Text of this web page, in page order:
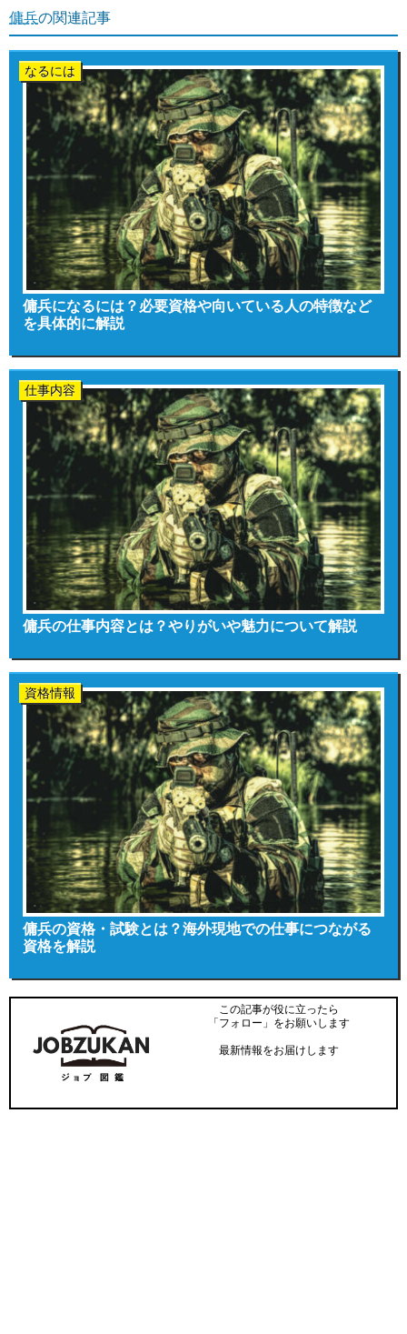
傭兵の関連記事
なるには
傭兵になるには？必要資格や向いている人の特徴など
を具体的に解説
仕事内容
傭兵の仕事内容とは？やりがいや魅力について解説
資格情報
傭兵の資格・試験とは？海外現地での仕事につながる
資格を解説
この記事が役に立ったら
「フォロー」をお願いします
最新情報をお届けします